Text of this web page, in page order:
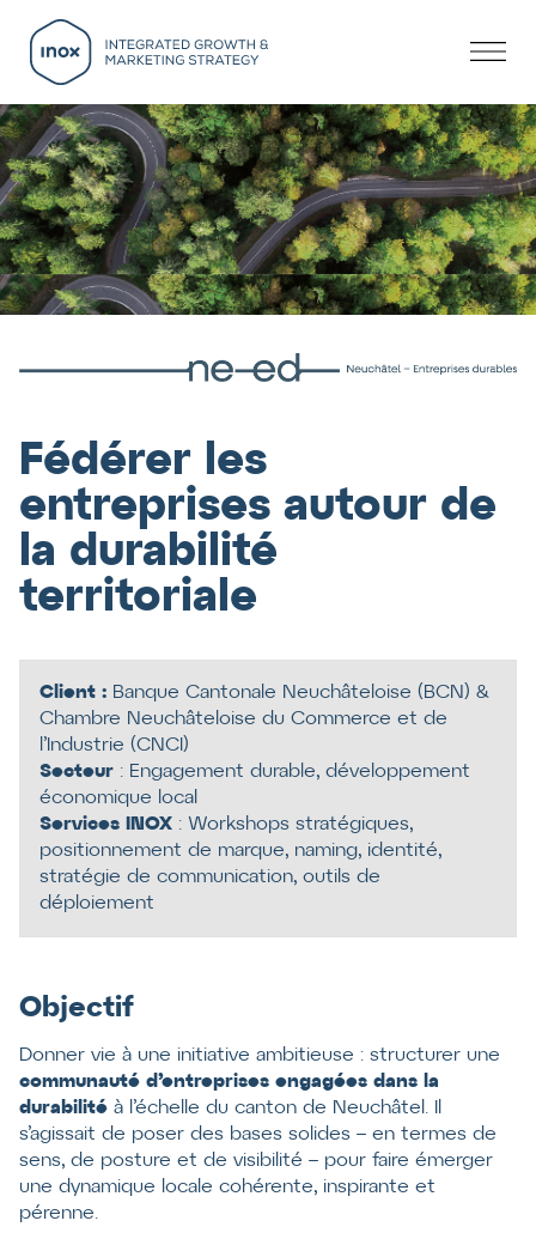
Fédérer les
entreprises autour de
la durabilité
territoriale
Client : Banque Cantonale Neuchâteloise (BCN) &
Chambre Neuchâteloise du Commerce et de
l’Industrie (CNCI)
Secteur : Engagement durable, développement
économique local
Services INOX : Workshops stratégiques,
positionnement de marque, naming, identité,
stratégie de communication, outils de
déploiement
Objectif
Donner vie à une initiative ambitieuse : structurer une
communauté d’entreprises engagées dans la
durabilité à l’échelle du canton de Neuchâtel. Il
s’agissait de poser des bases solides – en termes de
sens, de posture et de visibilité – pour faire émerger
une dynamique locale cohérente, inspirante et
pérenne.